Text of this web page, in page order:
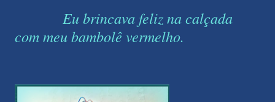
Eu brincava feliz na calçada
com meu bambolê vermelho.